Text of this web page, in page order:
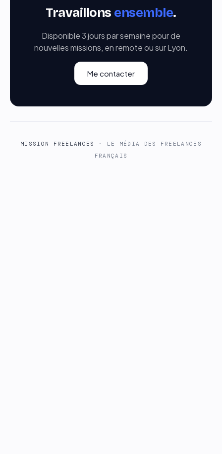
Travaillons ensemble.
Disponible 3 jours par semaine pour de
nouvelles missions, en remote ou sur Lyon.
Me contacter
MISSION FREELANCES
· LE MÉDIA DES FREELANCES
FRANÇAIS